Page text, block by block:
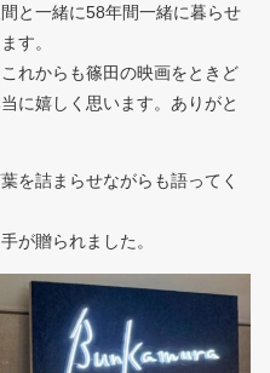
と一緒に58年間一緒に暮らせ
す。
れからも篠田の映画をときど
に嬉しく思います。ありがと
を詰まらせながらも語ってく
が贈られました。